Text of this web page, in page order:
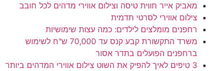
מאביק אייר חווית טיסה וצילום אווירי מדהים לכל חובב
צילום אווירי לסרטי תדמית
רחפנים מומלצים לילדים: כמה עצות שימושיות
משרד התקשורת קבע קנס עד 70,000 ש"ח לשימוש
ברחפנים הפועלים בתדר אסור
3 טיפים לאיך להפיק את השוט צילום אווירי המדהים ביותר